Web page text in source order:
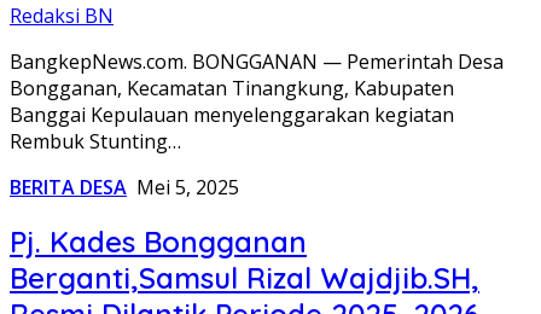
Redaksi BN
BangkepNews.com. BONGGANAN — Pemerintah Desa
Bongganan, Kecamatan Tinangkung, Kabupaten
Banggai Kepulauan menyelenggarakan kegiatan
Rembuk Stunting…
BERITA DESA Mei 5, 2025
Pj. Kades Bongganan
Berganti,Samsul Rizal Wajdjib.SH,